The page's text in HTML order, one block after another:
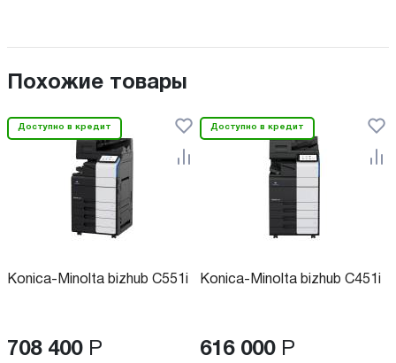
Похожие товары
Доступно в кредит
Konica-Minolta bizhub C551i
708 400 Р
Доступно в кредит
Konica-Minolta bizhub C451i
616 000 Р